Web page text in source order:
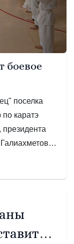
боевое
поселка
каратэ
версии